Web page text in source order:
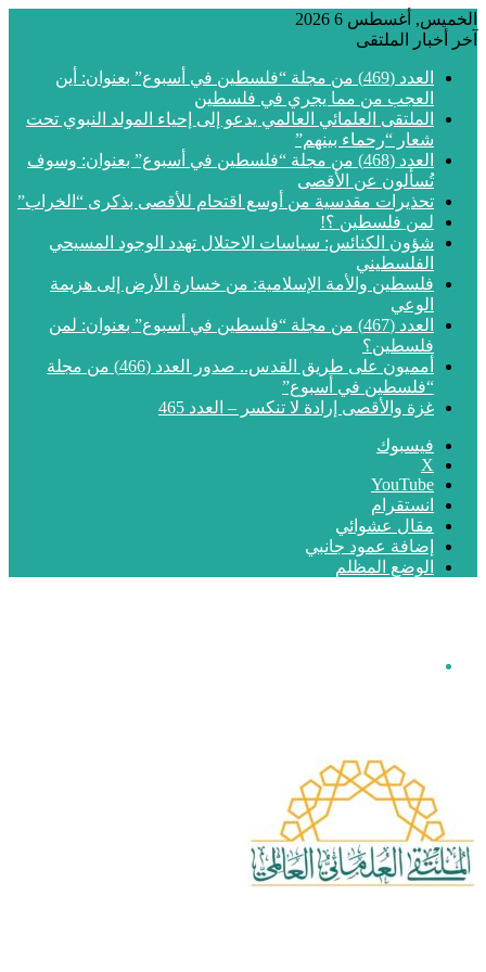
الخميس, أغسطس 6 2026
آخر أخبار الملتقى
العدد (469) من مجلة “فلسطين في أسبوع” بعنوان: أين
العجب من مما يجري في فلسطين
الملتقى العلمائي العالمي يدعو إلى إحياء المولد النبوي تحت
شعار “رحماء بينهم”
العدد (468) من مجلة “فلسطين في أسبوع” بعنوان: وسوف
تُسألون عن الأقصى
تحذيرات مقدسية من أوسع اقتحام للأقصى بذكرى “الخراب”
لمن فلسطين ؟!
شؤون الكنائس: سياسات الاحتلال تهدد الوجود المسيحي
الفلسطيني
فلسطين والأمة الإسلامية: من خسارة الأرض إلى هزيمة
الوعي
العدد (467) من مجلة “فلسطين في أسبوع” بعنوان: لمن
فلسطين؟
أمميون على طريق القدس.. صدور العدد (466) من مجلة
“فلسطين في أسبوع”
غزة والأقصى إرادة لا تنكسر – العدد 465
فيسبوك
‫X
‫YouTube
انستقرام
مقال عشوائي
إضافة عمود جانبي
الوضع المظلم